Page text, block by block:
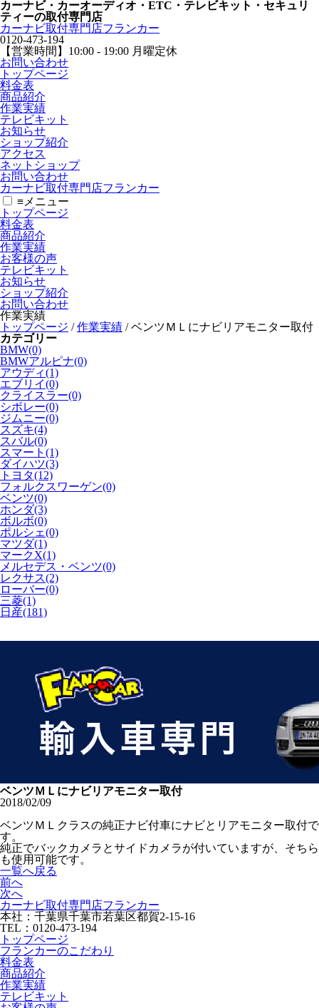
カーナビ・カーオーディオ・ETC・テレビキット・セキュリ
ティーの取付専門店
カーナビ取付専⾨店フランカー
0120-473-194
【営業時間】 10:00 - 19:00 月曜定休
お問い合わせ
トップページ
料金表
商品紹介
作業実績
テレビキット
お知らせ
ショップ紹介
アクセス
ネットショップ
お問い合わせ
カーナビ取付専⾨店フランカー
≡ メニュー
トップページ
料金表
商品紹介
作業実績
お客様の声
テレビキット
お知らせ
ショップ紹介
お問い合わせ
作業実績
トップページ /作業実績 /ベンツＭＬにナビリアモニター取付
カテゴリー
BMW(0)
BMWアルピナ(0)
アウディ(1)
エブリイ(0)
クライスラー(0)
シボレー(0)
ジムニー(0)
スズキ(4)
スバル(0)
スマート(1)
ダイハツ(3)
トヨタ(12)
フォルクスワーゲン(0)
ベンツ(0)
ホンダ(3)
ボルボ(0)
ポルシェ(0)
マツダ(1)
マークX(1)
メルセデス・ベンツ(0)
レクサス(2)
ローバー(0)
三菱(1)
日産(181)
ベンツＭＬにナビリアモニター取付
2018/02/09
ベンツＭＬクラスの純正ナビ付車にナビとリアモニター取付で
す。
純正でバックカメラとサイドカメラが付いていますが、そちら
も使用可能です。
一覧へ戻る
前へ
次へ
カーナビ取付専⾨店フランカー
本社：千葉県千葉市若葉区都賀2-15-16
TEL：0120-473-194
トップページ
フランカーのこだわり
料金表
商品紹介
作業実績
テレビキット